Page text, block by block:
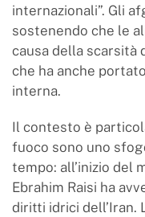
internazionali”. Gli
sostenendo che le
causa della scarsità
che ha anche
interna.
Il contesto è
fuoco sono uno
tempo: all’inizio del
Ebrahim Raisi ha
diritti idrici dell’Iran.